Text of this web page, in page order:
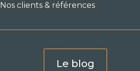
Nos clients & références
Le blog